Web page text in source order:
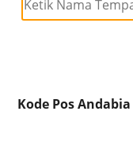
Kode Pos Andabia